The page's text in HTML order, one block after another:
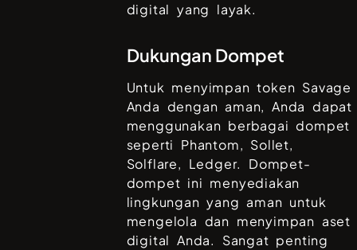
digital yang layak.
Dukungan Dompet
Untuk menyimpan token Savage
Anda dengan aman, Anda dapat
menggunakan berbagai dompet
seperti Phantom, Sollet,
Solflare, Ledger. Dompet-
dompet ini menyediakan
lingkungan yang aman untuk
mengelola dan menyimpan aset
digital Anda. Sangat penting